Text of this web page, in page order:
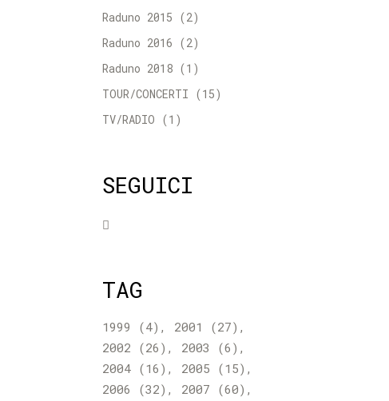
Raduno 2015 (2)
Raduno 2016 (2)
Raduno 2018(1)
TOUR/CONCERTI (15)
TV/RADIO (1)
SEGUICI
TAG
1999 (4) 2001
(27)
2002 (26) 2003 (6)
2004(16) 2005 (15)
2006 (32) 2007 (60)